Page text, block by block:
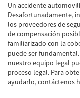
Un accidente
Desafortunadamente,
los proveedores de
de compensación
familiarizado con la
puede ser
nuestro equipo legal
proceso legal. Para
ayudarlo, contáctenos